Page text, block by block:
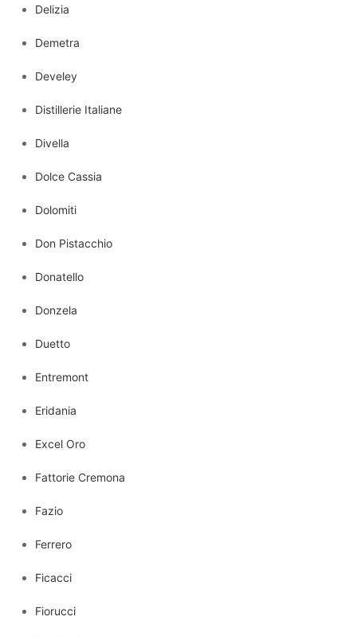
Delizia
Demetra
Develey
Distillerie Italiane
Divella
Dolce Cassia
Dolomiti
Don Pistacchio
Donatello
Donzela
Duetto
Entremont
Eridania
Excel Oro
Fattorie Cremona
Fazio
Ferrero
Ficacci
Fiorucci